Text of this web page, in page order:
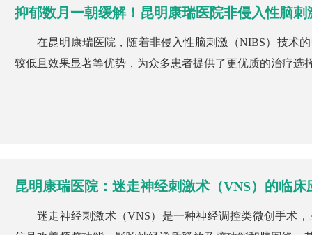
抑郁数月一朝缓解！昆明康瑞医院非侵入性脑刺
在昆明康瑞医院，随着非侵入性脑刺激（NIBS）技术
较低且效果显著等优势，为众多患者提供了更优质的治疗选
昆明康瑞医院：迷走神经刺激术（VNS）的临床
迷走神经刺激术（VNS）是一种神经调控类微创手术